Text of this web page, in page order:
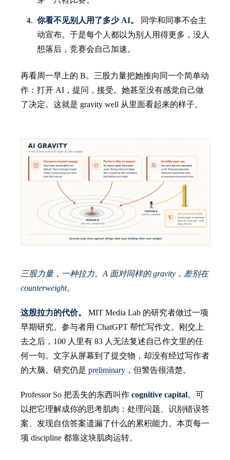
你看不见别人用了多少 AI。
同学和同事不会主
动宣布。于是每个人都以为别人用得更多，没人
想落后，竞赛会自己加速。
再看周一早上的 B。三股力量把她推向同一个简单动
作：打开 AI，提问，接受。她甚至没有感觉自己做
了决定。这就是 gravity well 从里面看起来的样子。
三股力量，一种拉力。A 面对同样的 gravity，差别在
counterweight。
这股拉力的代价。
MIT Media Lab 的研究者做过一项
早期研究。参与者用 ChatGPT 帮忙写作文。刚交上
去之后，100 人里有 83 人无法复述自己作文里的任
何一句。文字从屏幕到了提交物，却没有经过写作者
的大脑。研究仍是 preliminary ，但警告很清楚。
Professor So 把丢失的东西叫作 cognitive capital。可
以把它理解成你的思考肌肉：处理问题、识别错误答
案、发现自信答案遗漏了什么的累积能力。本页每一
项 discipline 都靠这块肌肉运转。